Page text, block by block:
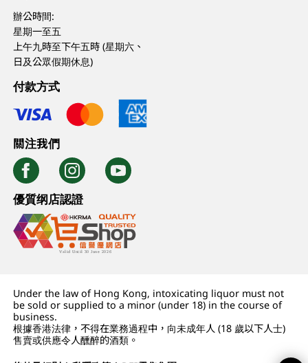
辦公時間:
星期一至五
上午九時至下午五時 (星期六、
日及公眾假期休息)
付款方式
關注我們
優質纲店認證
Under the law of Hong Kong, intoxicating liquor must not
be sold or supplied to a minor (under 18) in the course of
business.
根據香港法律，不得在業務過程中，向未成年人 (18 歲以下人士)
售賣或供應令人醺醉的酒類。